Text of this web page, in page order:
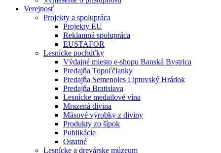
Verejnosť
Projekty a spolupráca
Projekty EU
Reklamná spolupráca
EUSTAFOR
Lesnícke pochúťky
Výdajné miesto e-shopu Banská Bystrica
Predajňa Topoľčianky
Predajňa Semenoles Liptovský Hrádok
Predajňa Bratislava
Lesnícke medailové vína
Mrazená divina
Mäsové výrobky z diviny
Produkty zo šípok
Publikácie
Ostatné
Lesnícke a drevárske múzeum